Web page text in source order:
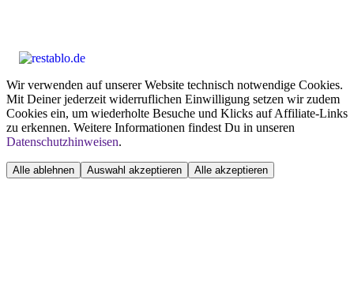
Wir verwenden auf unserer Website technisch notwendige Cookies.
Mit Deiner jederzeit widerruflichen Einwilligung setzen wir zudem
Cookies ein, um wiederholte Besuche und Klicks auf Affiliate-Links
zu erkennen. Weitere Informationen findest Du in unseren
Datenschutzhinweisen.
Alle ablehnen Auswahl akzeptieren Alle akzeptieren